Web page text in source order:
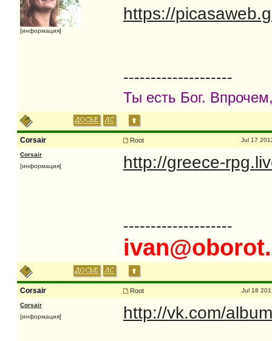
[информация]
https://
--------------------
Ты есть Бог.
Corsair Root Jul 17
Corsair
[информация]
http://greece-
--------------------
Corsair Root Jul 18
Corsair
[информация]
http://vk.com/